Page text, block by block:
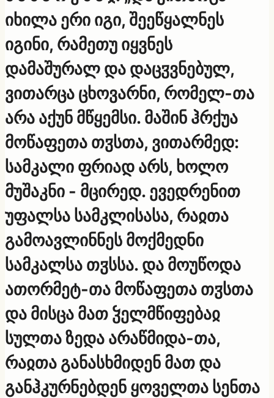
იხილა ერი იგი, შეეწყალნეს
იგინი, რამეთუ იყვნეს
დამაშურალ და დაცჳვნებულ,
ვითარცა ცხოვარნი, რომელ-თა
არა აქუნ მწყემსი. მაშინ ჰრქუა
მოწაფეთა თჳსთა, ვითარმედ:
სამკალი ფრიად არს, ხოლო
მუშაკნი - მცირედ. ევედრენით
უფალსა სამკლისასა, რაჲთა
გამოავლინნეს მოქმედნი
სამკალსა თჳსსა. და მოუწოდა
ათორმეტ-თა მოწაფეთა თჳსთა
და მისცა მათ ჴელმწიფებაჲ
სულთა ზედა არაწმიდა-თა,
რაჲთა განასხმიდენ მათ და
განჰკურნებდენ ყოველთა სენთა